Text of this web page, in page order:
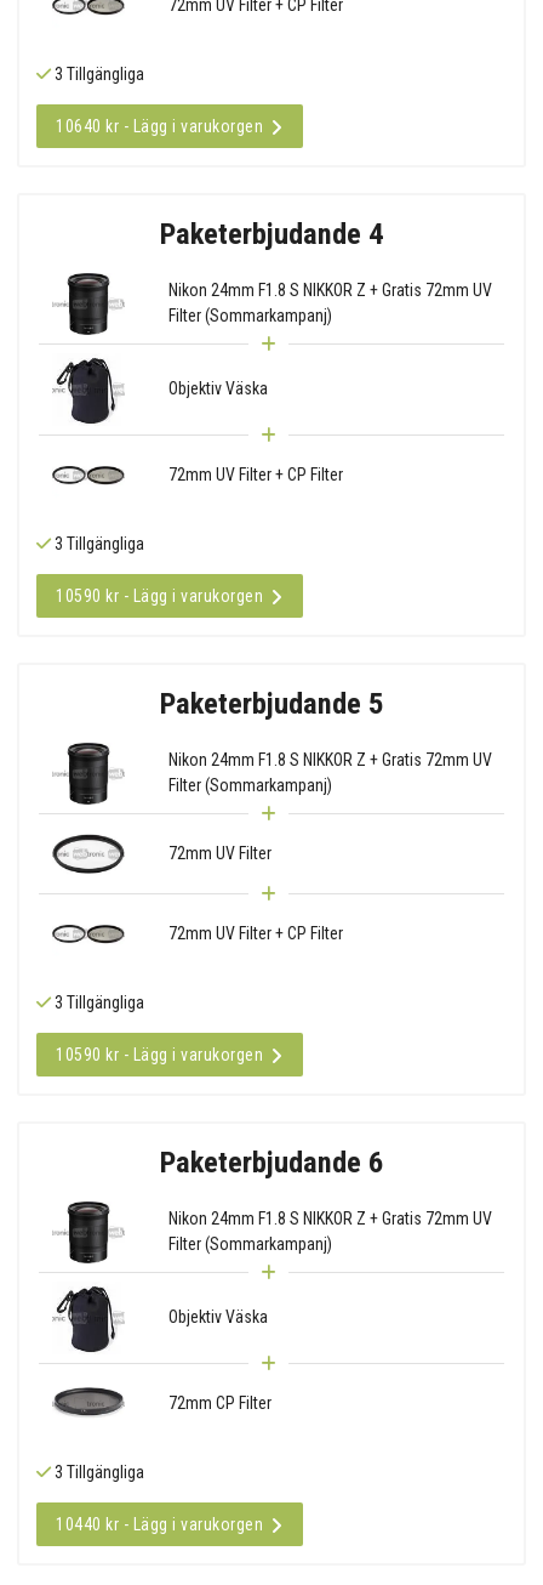
72mm UV Filter + CP Filter
3 Tillgängliga
10640 kr - Lägg i varukorgen
Paketerbjudande 4
Nikon 24mm F1.8 S NIKKOR Z + Gratis 72mm UV
Filter (Sommarkampanj)
Objektiv Väska
72mm UV Filter + CP Filter
3 Tillgängliga
10590 kr - Lägg i varukorgen
Paketerbjudande 5
Nikon 24mm F1.8 S NIKKOR Z + Gratis 72mm UV
Filter (Sommarkampanj)
72mm UV Filter
72mm UV Filter + CP Filter
3 Tillgängliga
10590 kr - Lägg i varukorgen
Paketerbjudande 6
Nikon 24mm F1.8 S NIKKOR Z + Gratis 72mm UV
Filter (Sommarkampanj)
Objektiv Väska
72mm CP Filter
3 Tillgängliga
10440 kr - Lägg i varukorgen